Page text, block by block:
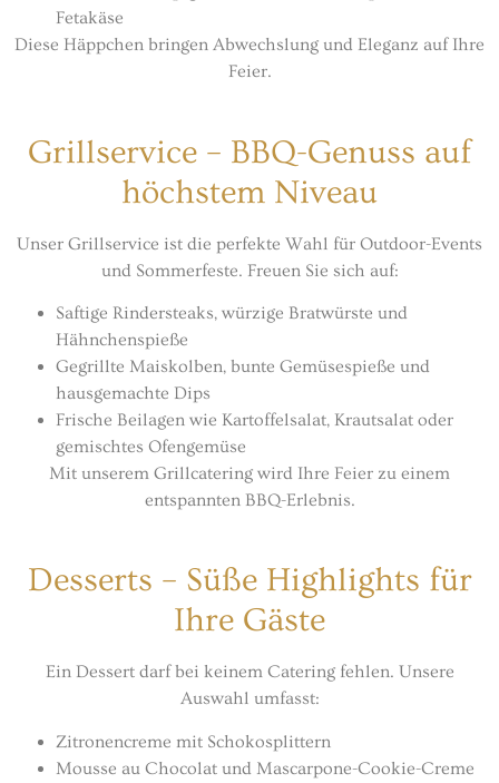
Fetakäse
Diese Häppchen bringen Abwechslung und Eleganz auf Ihre
Feier.
Grillservice – BBQ-Genuss auf
höchstem Niveau
Unser Grillservice ist die perfekte Wahl für Outdoor-Events
und Sommerfeste. Freuen Sie sich auf:
Saftige Rindersteaks, würzige Bratwürste und
Hähnchenspieße
Gegrillte Maiskolben, bunte Gemüsespieße und
hausgemachte Dips
Frische Beilagen wie Kartoffelsalat, Krautsalat oder
gemischtes Ofengemüse
Mit unserem Grillcatering wird Ihre Feier zu einem
entspannten BBQ-Erlebnis.
Desserts – Süße Highlights für
Ihre Gäste
Ein Dessert darf bei keinem Catering fehlen. Unsere
Auswahl umfasst:
Zitronencreme mit Schokosplittern
Mousse au Chocolat und Mascarpone-Cookie-Creme